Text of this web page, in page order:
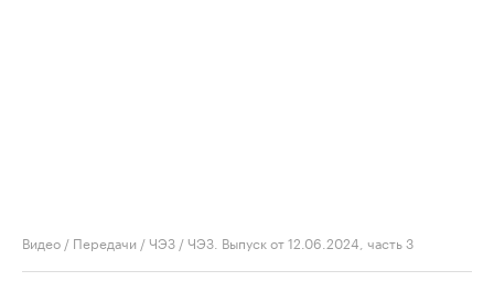
Видео / Передачи /ЧЭЗ /ЧЭЗ. Выпуск от 12.06.2024, часть 3